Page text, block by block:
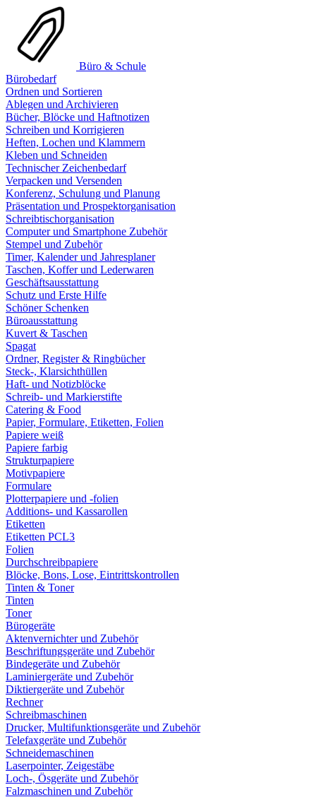
Büro & Schule
Bürobedarf
Ordnen und Sortieren
Ablegen und Archivieren
Bücher, Blöcke und Haftnotizen
Schreiben und Korrigieren
Heften, Lochen und Klammern
Kleben und Schneiden
Technischer Zeichenbedarf
Verpacken und Versenden
Konferenz, Schulung und Planung
Präsentation und Prospektorganisation
Schreibtischorganisation
Computer und Smartphone Zubehör
Stempel und Zubehör
Timer, Kalender und Jahresplaner
Taschen, Koffer und Lederwaren
Geschäftsausstattung
Schutz und Erste Hilfe
Schöner Schenken
Büroausstattung
Kuvert & Taschen
Spagat
Ordner, Register & Ringbücher
Steck-, Klarsichthüllen
Haft- und Notizblöcke
Schreib- und Markierstifte
Catering & Food
Papier, Formulare, Etiketten, Folien
Papiere weiß
Papiere farbig
Strukturpapiere
Motivpapiere
Formulare
Plotterpapiere und -folien
Additions- und Kassarollen
Etiketten
Etiketten PCL3
Folien
Durchschreibpapiere
Blöcke, Bons, Lose, Eintrittskontrollen
Tinten & Toner
Tinten
Toner
Bürogeräte
Aktenvernichter und Zubehör
Beschriftungsgeräte und Zubehör
Bindegeräte und Zubehör
Laminiergeräte und Zubehör
Diktiergeräte und Zubehör
Rechner
Schreibmaschinen
Drucker, Multifunktionsgeräte und Zubehör
Telefaxgeräte und Zubehör
Schneidemaschinen
Laserpointer, Zeigestäbe
Loch-, Ösgeräte und Zubehör
Falzmaschinen und Zubehör